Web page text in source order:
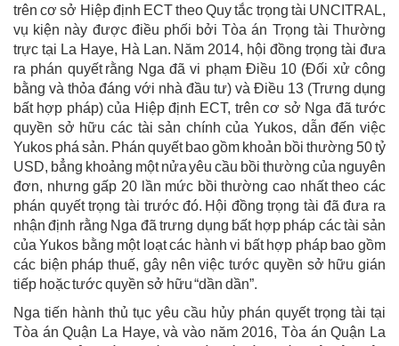
trên cơ sở Hiệp định ECT theo Quy tắc trọng tài UNCITRAL,
vụ kiện này được điều phối bởi Tòa án Trọng tài Thường
trực tại La Haye, Hà Lan. Năm 2014, hội đồng trọng tài đưa
ra phán quyết rằng Nga đã vi phạm Điều 10 (Đối xử công
bằng và thỏa đáng với nhà đầu tư) và Điều 13 (Trưng dụng
bất hợp pháp) của Hiệp định ECT, trên cơ sở Nga đã tước
quyền sở hữu các tài sản chính của Yukos, dẫn đến việc
Yukos phá sản. Phán quyết bao gồm khoản bồi thường 50 tỷ
USD, bẳng khoảng một nửa yêu cầu bồi thường của nguyên
đơn, nhưng gấp 20 lần mức bồi thường cao nhất theo các
phán quyết trọng tài trước đó. Hội đồng trọng tài đã đưa ra
nhận định rằng Nga đã trưng dụng bất hợp pháp các tài sản
của Yukos bằng một loạt các hành vi bất hợp pháp bao gồm
các biện pháp thuế, gây nên việc tước quyền sở hữu gián
tiếp hoặc tước quyền sở hữu “dần dần”.
Nga tiến hành thủ tục yêu cầu hủy phán quyết trọng tài tại
Tòa án Quận La Haye, và vào năm 2016, Tòa án Quận La